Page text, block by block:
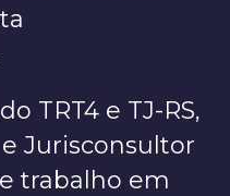
TRT4 e TJ-RS,
Jurisconsultor
trabalho em